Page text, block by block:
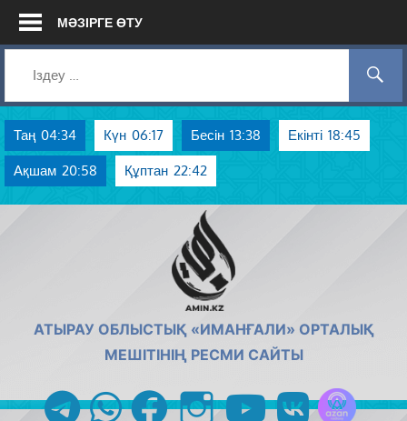
Skip
МӘЗІРГЕ ӨТУ
Таң 04:34 Күн 06:17 Бесін 13:38 Екінті 18:45
Ақшам 20:58 Құптан 22:42
АТЫРАУ ОБЛЫСТЫҚ «ИМАНҒАЛИ» ОРТАЛЫҚ
МЕШІТІНІҢ РЕСМИ САЙТЫ
telegramwhatsappfacebookinstagramyoutubevk